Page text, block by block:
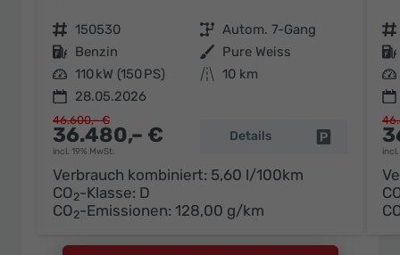
Fahrzeugnr. 150530 Getriebe Autom. 7-Gang
Kraftstoff Benzin Außenfarbe Pure Weiss
Leistung 110 kW (150 PS) Kilometerstand 10 km
28.05.2026
36.480,– €
incl. 19% MwSt.
46.600,– €
Details Fahrzeug
Verbrauch kombiniert: 5,60 l/100km
CO2-Klasse: D
CO2-Emissionen: 128,00 g/km
Fahrzeugnr.
Kraftstoff
Leistung